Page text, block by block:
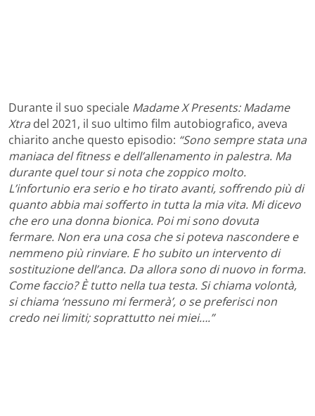
Durante il suo speciale Madame X Presents: Madame
Xtra del 2021, il suo ultimo film autobiografico, aveva
chiarito anche questo episodio: “Sono sempre stata una
maniaca del fitness e dell’allenamento in palestra. Ma
durante quel tour si nota che zoppico molto.
L’infortunio era serio e ho tirato avanti, soffrendo più di
quanto abbia mai sofferto in tutta la mia vita. Mi dicevo
che ero una donna bionica. Poi mi sono dovuta
fermare. Non era una cosa che si poteva nascondere e
nemmeno più rinviare. E ho subito un intervento di
sostituzione dell’anca. Da allora sono di nuovo in forma.
Come faccio? È tutto nella tua testa. Si chiama volontà,
si chiama ‘nessuno mi fermerà’, o se preferisci non
credo nei limiti; soprattutto nei miei….”